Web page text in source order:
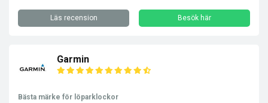
Läs recension Besök här
Garmin
Bästa märke för löparklockor